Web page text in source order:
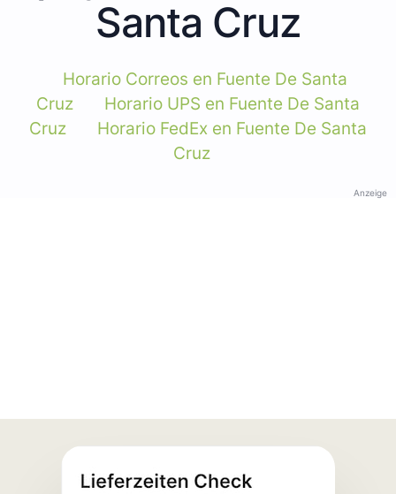
Santa Cruz
Horario Correos en Fuente De Santa
Cruz
Horario UPS en Fuente De Santa
Cruz
Horario FedEx en Fuente De Santa
Cruz
Anzeige